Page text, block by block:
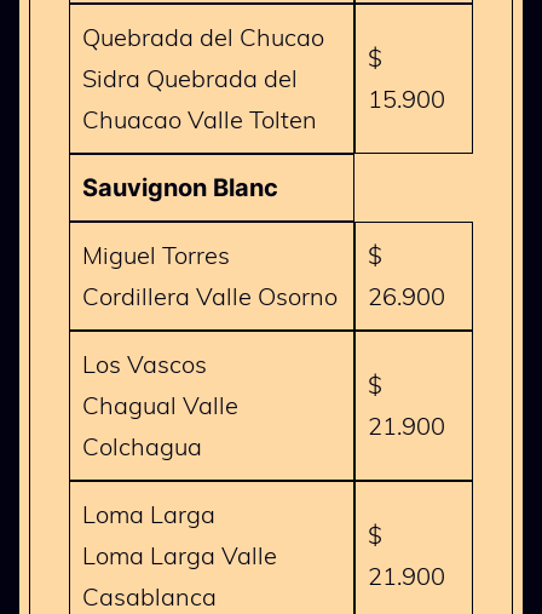
Quebrada del Chucao
Sidra Quebrada del
Chuacao Valle Tolten
$
15.900
Sauvignon Blanc
Miguel Torres
Cordillera Valle Osorno
$
26.900
Los Vascos
Chagual Valle
Colchagua
$
21.900
Loma Larga
Loma Larga Valle
Casablanca
$
21.900